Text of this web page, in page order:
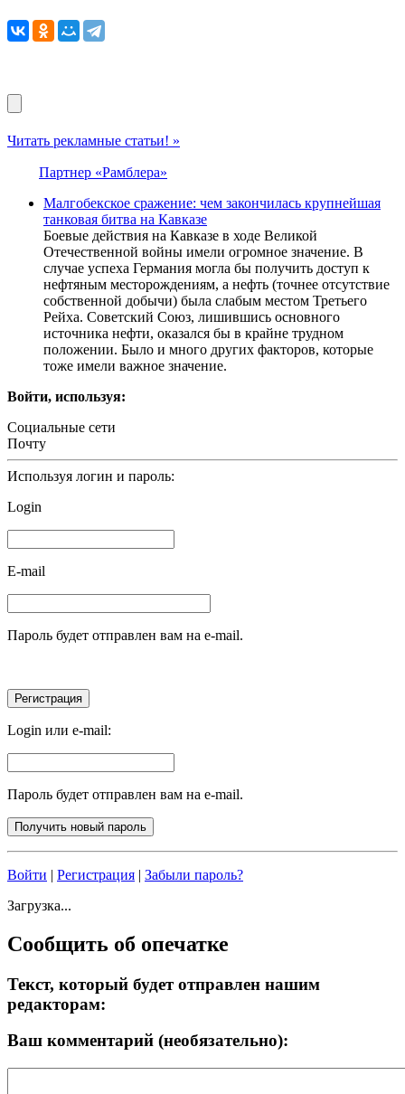
Читать рекламные статьи! »
Партнер «Рамблера»
Малгобекское сражение: чем закончилась крупнейшая
танковая битва на Кавказе
Боевые действия на Кавказе в ходе Великой
Отечественной войны имели огромное значение. В
случае успеха Германия могла бы получить доступ к
нефтяным месторождениям, а нефть (точнее отсутствие
собственной добычи) была слабым местом Третьего
Рейха. Советский Союз, лишившись основного
источника нефти, оказался бы в крайне трудном
положении. Было и много других факторов, которые
тоже имели важное значение.
Войти, используя:
Социальные сети
Почту
Используя логин и пароль:
Login
E-mail
Пароль будет отправлен вам на e-mail.
Login или e-mail:
Пароль будет отправлен вам на e-mail.
Войти | Регистрация | Забыли пароль?
Загрузка...
Сообщить об опечатке
Текст, который будет отправлен нашим
редакторам:
Ваш комментарий (необязательно):